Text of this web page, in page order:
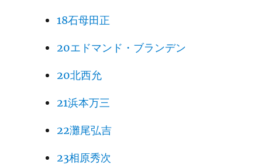
18石母田正
20エドマンド・ブランデン
20北西允
21浜本万三
22灘尾弘吉
23相原秀次